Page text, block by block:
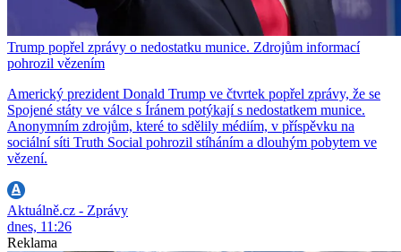
Trump popřel zprávy o nedostatku munice. Zdrojům informací
pohrozil vězením
Americký prezident Donald Trump ve čtvrtek popřel zprávy, že se
Spojené státy ve válce s Íránem potýkají s nedostatkem munice.
Anonymním zdrojům, které to sdělily médiím, v příspěvku na
sociální síti Truth Social pohrozil stíháním a dlouhým pobytem ve
vězení.
Aktuálně.cz - Zprávy
dnes, 11:26
Reklama